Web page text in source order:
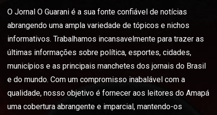
O Jornal O Guarani é a sua fonte confiável de notícias
abrangendo uma ampla variedade de tópicos e nichos
informativos. Trabalhamos incansavelmente para trazer as
últimas informações sobre política, esportes, cidades,
municípios e as principais manchetes dos jornais do Brasil
e do mundo. Com um compromisso inabalável com a
qualidade, nosso objetivo é fornecer aos leitores do Amapá
uma cobertura abrangente e imparcial, mantendo-os